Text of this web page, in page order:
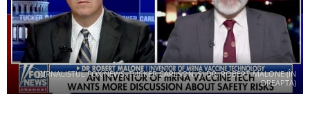
JURNALISTUL FOX NEWS, TUCKER CARLSON, ȘI DR. ROBERT-MALONE (ÎN
DREAPTA)